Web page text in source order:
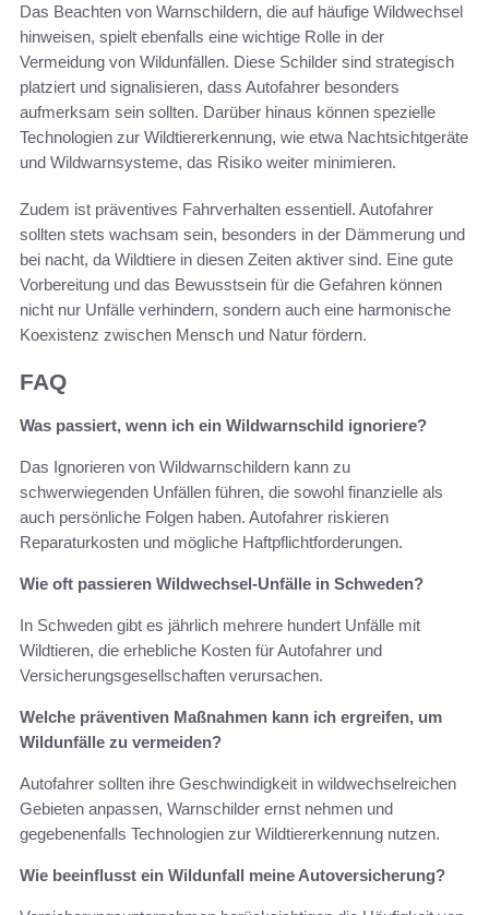
Das Beachten von Warnschildern, die auf häufige Wildwechsel
hinweisen, spielt ebenfalls eine wichtige Rolle in der
Vermeidung von Wildunfällen. Diese Schilder sind strategisch
platziert und signalisieren, dass Autofahrer besonders
aufmerksam sein sollten. Darüber hinaus können spezielle
Technologien zur Wildtiererkennung, wie etwa Nachtsichtgeräte
und Wildwarnsysteme, das Risiko weiter minimieren.
Zudem ist präventives Fahrverhalten essentiell. Autofahrer
sollten stets wachsam sein, besonders in der Dämmerung und
bei nacht, da Wildtiere in diesen Zeiten aktiver sind. Eine gute
Vorbereitung und das Bewusstsein für die Gefahren können
nicht nur Unfälle verhindern, sondern auch eine harmonische
Koexistenz zwischen Mensch und Natur fördern.
FAQ
Was passiert, wenn ich ein Wildwarnschild ignoriere?
Das Ignorieren von Wildwarnschildern kann zu
schwerwiegenden Unfällen führen, die sowohl finanzielle als
auch persönliche Folgen haben. Autofahrer riskieren
Reparaturkosten und mögliche Haftpflichtforderungen.
Wie oft passieren Wildwechsel-Unfälle in Schweden?
In Schweden gibt es jährlich mehrere hundert Unfälle mit
Wildtieren, die erhebliche Kosten für Autofahrer und
Versicherungsgesellschaften verursachen.
Welche präventiven Maßnahmen kann ich ergreifen, um
Wildunfälle zu vermeiden?
Autofahrer sollten ihre Geschwindigkeit in wildwechselreichen
Gebieten anpassen, Warnschilder ernst nehmen und
gegebenenfalls Technologien zur Wildtiererkennung nutzen.
Wie beeinflusst ein Wildunfall meine Autoversicherung?